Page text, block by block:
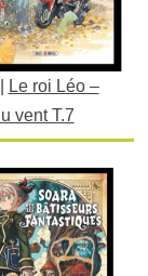
Le roi Léo –
vent T.7